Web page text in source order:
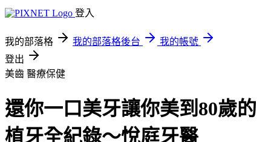
登入
我的部落格 我的部落格後台
我的帳號
登出
美齒 醫療保健
還你一口美牙讓你美到80歲的
植牙全紀錄～悅庭牙醫